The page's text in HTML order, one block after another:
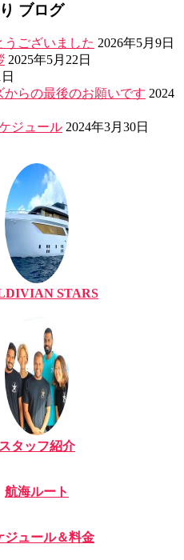
ブログ
ございました 2026年5月9日
2025年5月22日
らの最後のお願いです 2024
ジュール 2024年3月30日
STARS
スタッフ紹介
航海ルート
ジュール＆料金